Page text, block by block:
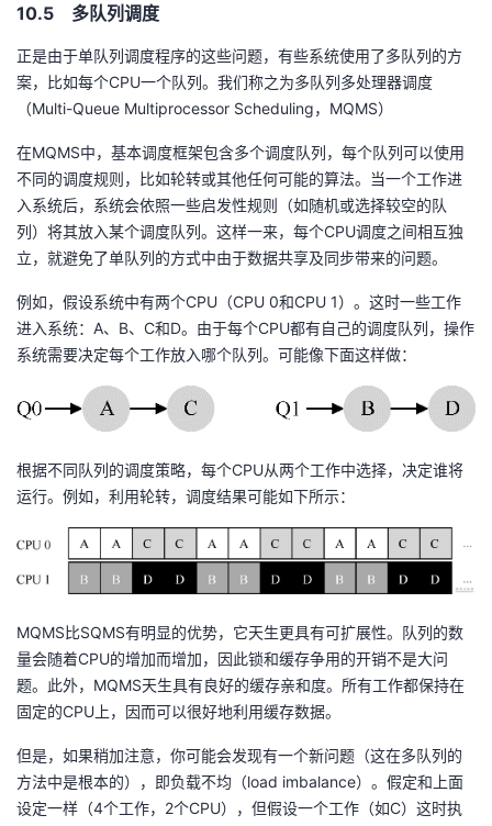
10.5 多队列调度
正是由于单队列调度程序的这些问题，有些系统使用了多队列的方
案，比如每个CPU一个队列。我们称之为多队列多处理器调度
（Multi-Queue Multiprocessor Scheduling，MQMS）
在MQMS中，基本调度框架包含多个调度队列，每个队列可以使用
不同的调度规则，比如轮转或其他任何可能的算法。当一个工作进
入系统后，系统会依照一些启发性规则（如随机或选择较空的队
列）将其放入某个调度队列。这样一来，每个CPU调度之间相互独
立，就避免了单队列的方式中由于数据共享及同步带来的问题。
例如，假设系统中有两个CPU（CPU 0和CPU 1）。这时一些工作
进入系统：A、B、C和D。由于每个CPU都有自己的调度队列，操作
系统需要决定每个工作放入哪个队列。可能像下面这样做：
根据不同队列的调度策略，每个CPU从两个工作中选择，决定谁将
运行。例如，利用轮转，调度结果可能如下所示：
MQMS比SQMS有明显的优势，它天生更具有可扩展性。队列的数
量会随着CPU的增加而增加，因此锁和缓存争用的开销不是大问
题。此外，MQMS天生具有良好的缓存亲和度。所有工作都保持在
固定的CPU上，因而可以很好地利用缓存数据。
但是，如果稍加注意，你可能会发现有一个新问题（这在多队列的
方法中是根本的），即负载不均（load imbalance）。假定和上面
设定一样（4个工作，2个CPU），但假设一个工作（如C）这时执